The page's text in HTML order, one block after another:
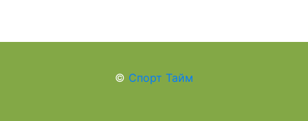
© Спорт Тайм